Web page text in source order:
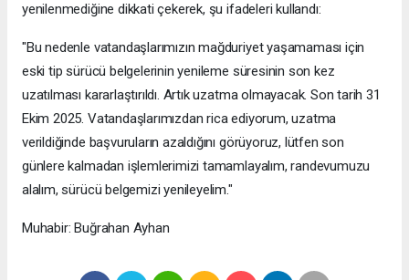
yenilenmediğine dikkati çekerek, şu ifadeleri kullandı:
"Bu nedenle vatandaşlarımızın mağduriyet yaşamaması için
eski tip sürücü belgelerinin yenileme süresinin son kez
uzatılması kararlaştırıldı. Artık uzatma olmayacak. Son tarih 31
Ekim 2025. Vatandaşlarımızdan rica ediyorum, uzatma
verildiğinde başvuruların azaldığını görüyoruz, lütfen son
günlere kalmadan işlemlerimizi tamamlayalım, randevumuzu
alalım, sürücü belgemizi yenileyelim."
Muhabir: Buğrahan Ayhan